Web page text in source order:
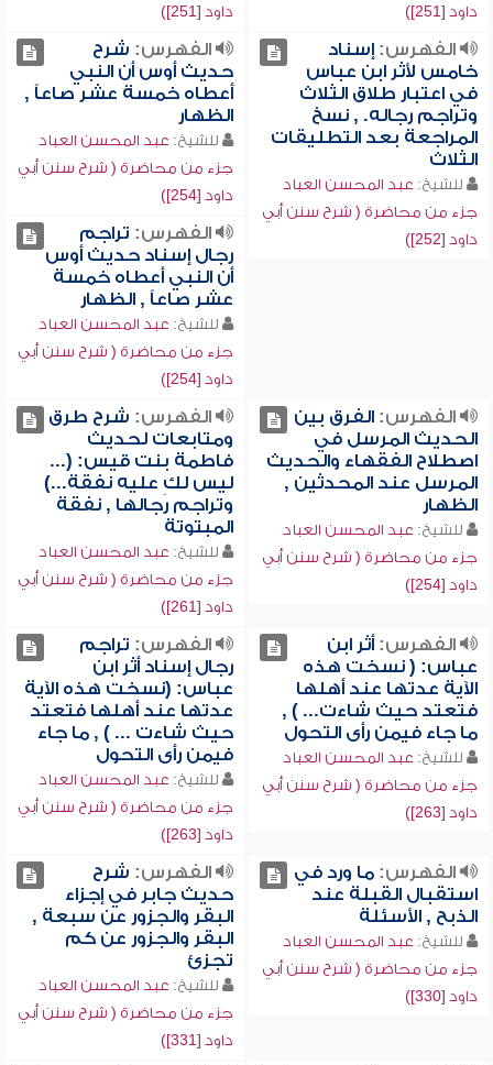
داود [251])
داود [251])
الفهرس:إسناد
خامس لأثر ابن عباس
في اعتبار طلاق الثلاث
وتراجم رجاله. , نسخ
المراجعة بعد التطليقات
الثلاث
للشيخ: عبد المحسن العباد
جزء من محاضرة ( شرح سنن أبي
داود [252])
الفهرس: شرح
حديث أوس أن النبي
أعطاه خمسة عشر صاعاً ,
الظهار
للشيخ: عبد المحسن العباد
جزء من محاضرة ( شرح سنن أبي
داود [254])
الفهرس: تراجم
رجال إسناد حديث أوس
أن النبي أعطاه خمسة
عشر صاعاً , الظهار
للشيخ: عبد المحسن العباد
جزء من محاضرة ( شرح سنن أبي
داود [254])
الفهرس:الفرق بين
الحديث المرسل في
اصطلاح الفقهاء والحديث
المرسل عند المحدثين ,
الظهار
للشيخ: عبد المحسن العباد
جزء من محاضرة ( شرح سنن أبي
داود [254])
الفهرس: شرح طرق
ومتابعات لحديث
فاطمة بنت قيس: (...
ليس لكِ عليه نفقة...)
وتراجم رجالها , نفقة
المبتوتة
للشيخ: عبد المحسن العباد
جزء من محاضرة ( شرح سنن أبي
داود [261])
الفهرس:أثر ابن
عباس: ( نسخت هذه
الآية عدتها عند أهلها
فتعتد حيث شاءت... ) ,
ما جاء فيمن رأى التحول
للشيخ: عبد المحسن العباد
جزء من محاضرة ( شرح سنن أبي
داود [263])
الفهرس: تراجم
رجال إسناد أثر ابن
عباس: (نسخت هذه الآية
عدتها عند أهلها فتعتد
حيث شاءت ... ) , ما جاء
فيمن رأى التحول
للشيخ: عبد المحسن العباد
جزء من محاضرة ( شرح سنن أبي
داود [263])
الفهرس:ما ورد في
استقبال القبلة عند
الذبح , الأسئلة
للشيخ: عبد المحسن العباد
جزء من محاضرة ( شرح سنن أبي
داود [330])
الفهرس: شرح
حديث جابر في إجزاء
البقر والجزور عن سبعة ,
البقر والجزور عن كم
تجزئ
للشيخ: عبد المحسن العباد
جزء من محاضرة ( شرح سنن أبي
داود [331])